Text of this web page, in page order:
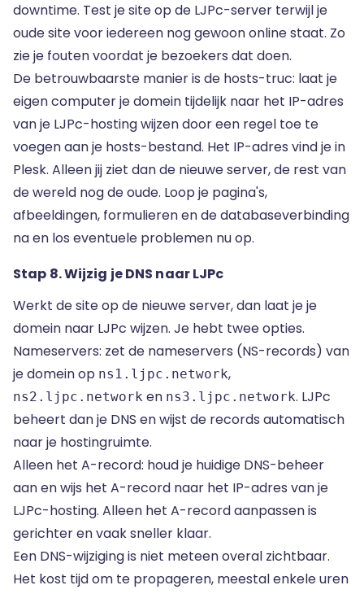
downtime. Test je site op de LJPc-server terwijl je
oude site voor iedereen nog gewoon online staat. Zo
zie je fouten voordat je bezoekers dat doen.
De betrouwbaarste manier is de hosts-truc: laat je
eigen computer je domein tijdelijk naar het IP-adres
van je LJPc-hosting wijzen door een regel toe te
voegen aan je hosts-bestand. Het IP-adres vind je in
Plesk. Alleen jij ziet dan de nieuwe server, de rest van
de wereld nog de oude. Loop je pagina's,
afbeeldingen, formulieren en de databaseverbinding
na en los eventuele problemen nu op.
Stap 8. Wijzig je DNS naar LJPc
Werkt de site op de nieuwe server, dan laat je je
domein naar LJPc wijzen. Je hebt twee opties.
Nameservers: zet de nameservers (NS-records) van
je domein op ns1.ljpc.network,
ns2.ljpc.network en ns3.ljpc.network. LJPc
beheert dan je DNS en wijst de records automatisch
naar je hostingruimte.
Alleen het A-record: houd je huidige DNS-beheer
aan en wijs het A-record naar het IP-adres van je
LJPc-hosting. Alleen het A-record aanpassen is
gerichter en vaak sneller klaar.
Een DNS-wijziging is niet meteen overal zichtbaar.
Het kost tijd om te propageren, meestal enkele uren